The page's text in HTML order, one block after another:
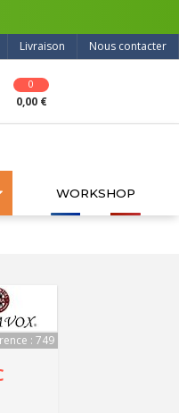
Nous contacter
Livraison
0
0,00 €
WORKSHOP
: 749